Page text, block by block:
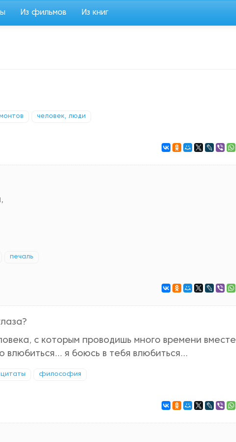
Из фильмов Из книг
человек, люди
печаль
с которым проводишь много времени вместе
я боюсь в тебя влюбиться...
философия